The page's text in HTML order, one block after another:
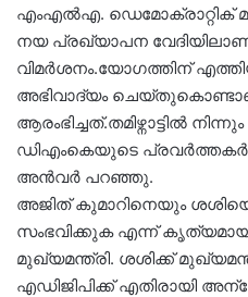
എംഎല്‍എ.
നയ പ്രഖ്യാപന
വിമര്‍ശനം.യോഗത്തിന്
അഭിവാദ്യം
ആരംഭിച്ചത്.തമിഴ്നാട്ടിൽ
ഡിഎംകെയുടെ
അൻവര്‍ പറഞ്ഞു.
അജിത് കുമാറിനെയും
സംഭവിക്കുക എന്ന്
മുഖ്യമന്ത്രി. ശശിക്ക്
എഡിജിപിക്ക് എതിരായി